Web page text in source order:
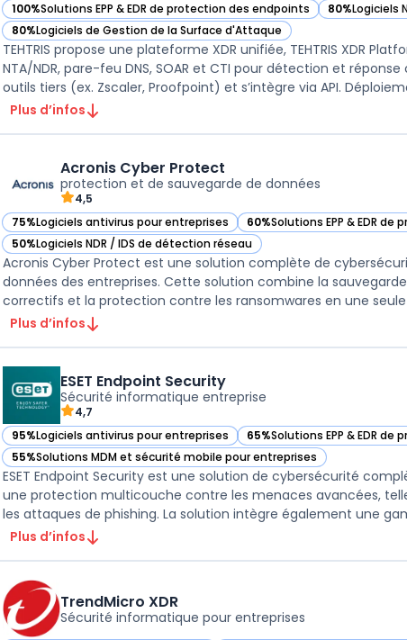
100%Solutions EPP & EDR de protection des endpoints
— voir Tehtris dans cette catégorie 80%Logiciels
— voir Tehtris
80%Logiciels de Gestion de la Surface d'Attaque
— voir Tehtris dans cette catégorie
TEHTRIS propose une plateforme XDR unifiée, TEHTRIS XDR
NTA/NDR, pare-feu DNS, SOAR et CTI pour détection et
outils tiers (ex. Zscaler, Proofpoint) et s’intègre via API.
Plus d’infos
Acronis Cyber Protect
protection et de sauvegarde de données
4,5
75%Logiciels antivirus pour entreprises
— voir Acronis Cyber Protect dans cette catégorie
60%Solutions EPP & EDR
— voir Acronis Cyber
50%Logiciels NDR / IDS de détection réseau
— voir Acronis Cyber Protect dans cette catégorie
Acronis Cyber Protect est une solution complète de
données des entreprises. Cette solution combine la
correctifs et la protection contre les ransomwares en une
Plus d’infos
ESET Endpoint Security
Sécurité informatique entreprise
4,7
95%Logiciels antivirus pour entreprises
— voir ESET Endpoint Security dans cette catégorie
65%Solutions EPP & EDR
— voir ESET Endpoint
55%Solutions MDM et sécurité mobile pour entreprises
— voir ESET Endpoint Security dans cette catégorie
ESET Endpoint Security est une solution de cybersécurité
une protection multicouche contre les menaces avancées,
Plus d’infos
TrendMicro XDR
Sécurité informatique pour entreprises